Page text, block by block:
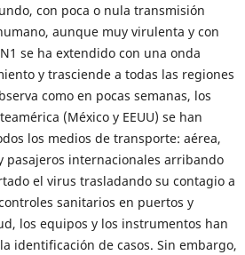
con poca o nula transmisión
aunque muy virulenta y con
se ha extendido con una onda
y trasciende a todas las regiones
como en pocas semanas, los
(México y EEUU) se han
los medios de transporte: aérea,
internacionales arribando
el virus trasladando su contagio a
sanitarios en puertos y
los equipos y los instrumentos han
identificación de casos. Sin embargo,